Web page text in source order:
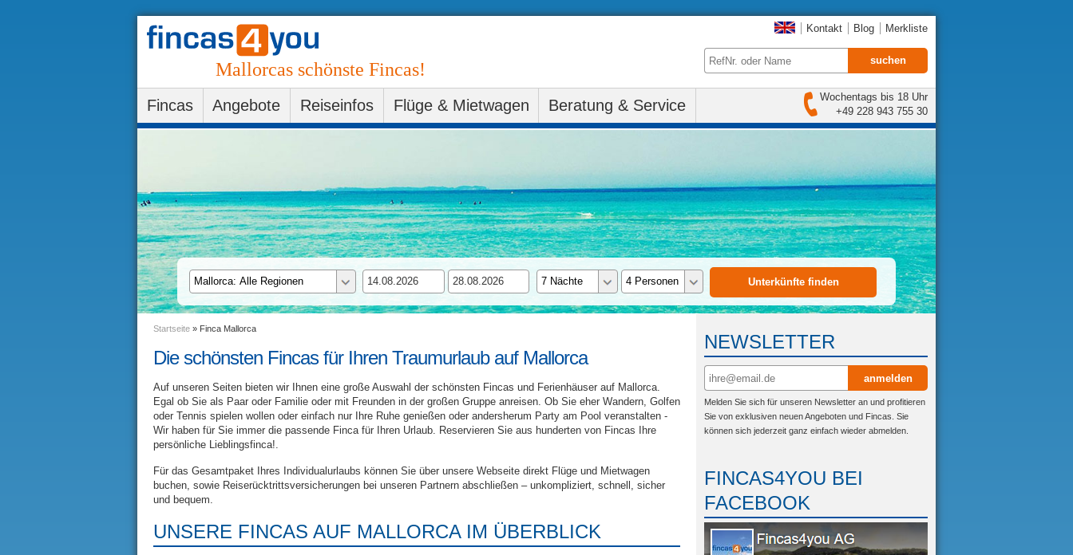
Mallorcas schönste Fincas!
Kontakt Blog Merkliste
Fincas Angebote Reiseinfos Flüge & Mietwagen Beratung & Service
Wochentags bis 18 Uhr
+49 228 943 755 30
Startseite » Finca Mallorca
Die schönsten Fincas für Ihren Traumurlaub auf Mallorca
Auf unseren Seiten bieten wir Ihnen eine große Auswahl der schönsten Fincas und Ferienhäuser auf Mallorca.
Egal ob Sie als Paar oder Familie oder mit Freunden in der großen Gruppe anreisen. Ob Sie eher Wandern, Golfen
oder Tennis spielen wollen oder einfach nur Ihre Ruhe genießen oder andersherum Party am Pool veranstalten -
Wir haben für Sie immer die passende Finca für Ihren Urlaub. Reservieren Sie aus hunderten von Fincas Ihre
persönliche Lieblingsfinca!.
Für das Gesamtpaket Ihres Individualurlaubs können Sie über unsere Webseite direkt Flüge und Mietwagen
buchen, sowie Reiserücktrittsversicherungen bei unseren Partnern abschließen – unkompliziert, schnell, sicher
und bequem.
UNSERE FINCAS AUF MALLORCA IM ÜBERBLICK
NEWSLETTER
anmelden
Melden Sie sich für unseren Newsletter an und profitieren
Sie von exklusiven neuen Angeboten und Fincas. Sie
können sich jederzeit ganz einfach wieder abmelden.
FINCAS4YOU BEI
FACEBOOK